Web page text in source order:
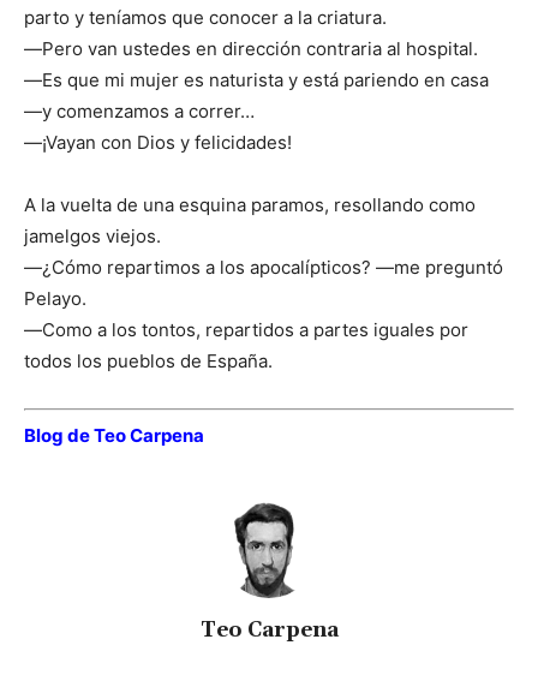
parto y teníamos que conocer a la criatura.
―Pero van ustedes en dirección contraria al hospital.
―Es que mi mujer es naturista y está pariendo en casa
―y comenzamos a correr…
―¡Vayan con Dios y felicidades!
A la vuelta de una esquina paramos, resollando como
jamelgos viejos.
―¿Cómo repartimos a los apocalípticos? ―me preguntó
Pelayo.
―Como a los tontos, repartidos a partes iguales por
todos los pueblos de España.
Blog de Teo Carpena
Teo Carpena